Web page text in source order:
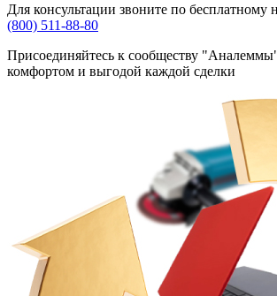
Для консультации звоните по бесплатному
(800) 511-88-80
Присоединяйтесь к сообществу
комфортом и выгодой каждой сделки